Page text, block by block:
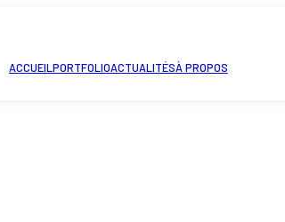
ACCUEILPORTFOLIOACTUALITÉSÀ PROPOS